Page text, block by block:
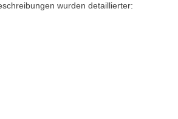
wurden detaillierter: